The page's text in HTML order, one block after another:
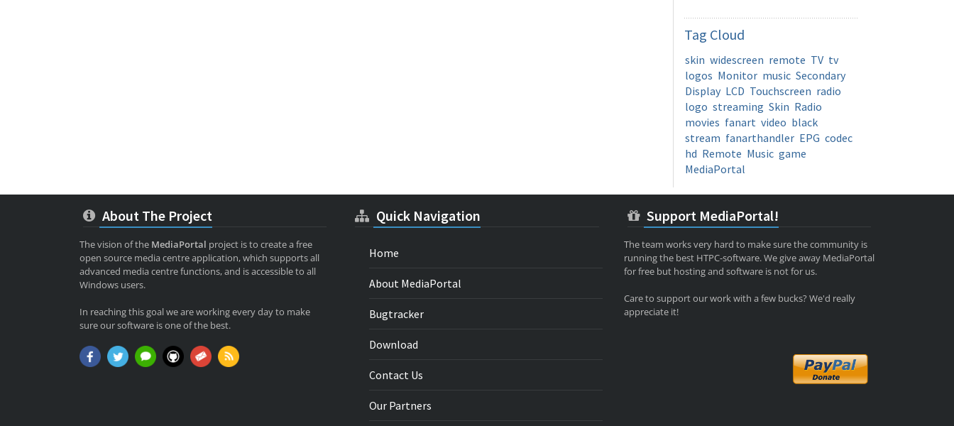
Tag Cloud
skin widescreen remote TV tv
logos Monitor music Secondary
Display LCD Touchscreen radio
logo streaming Skin Radio
movies fanart video black
stream fanarthandler EPG codec
hd Remote Music game
MediaPortal
About The Project
The vision of the MediaPortal project is to create a free
open source media centre application, which supports all
advanced media centre functions, and is accessible to all
Windows users.
In reaching this goal we are working every day to make
sure our software is one of the best.
Quick Navigation
Home
About MediaPortal
Bugtracker
Download
Contact Us
Our Partners
Support MediaPortal!
The team works very hard to make sure the community is
running the best HTPC-software. We give away MediaPortal
for free but hosting and software is not for us.
Care to support our work with a few bucks? We'd really
appreciate it!